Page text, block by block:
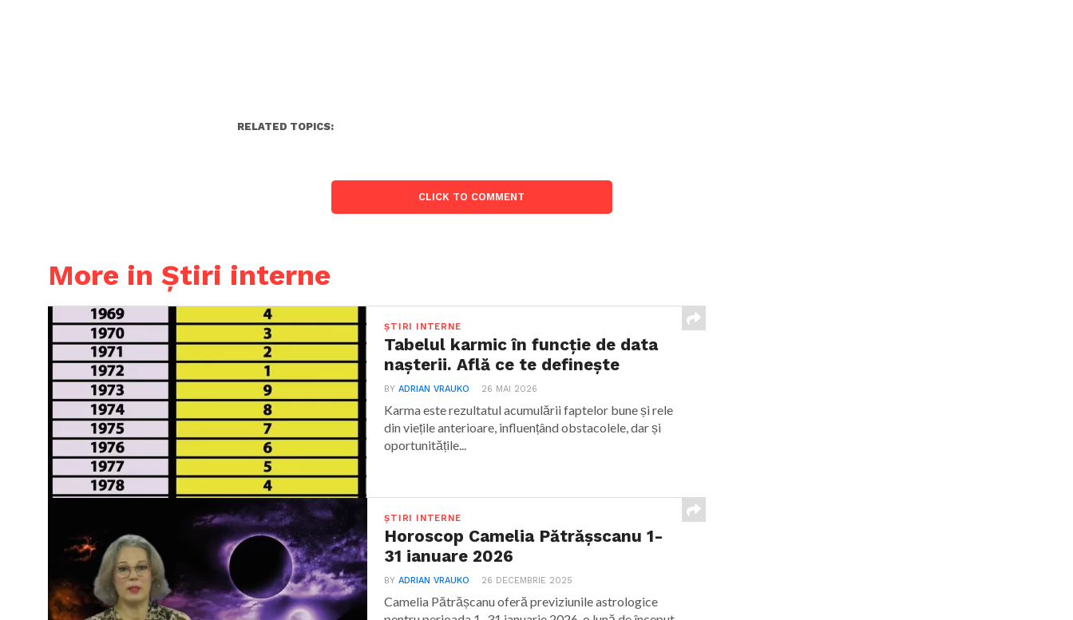
RELATED TOPICS:
CLICK TO COMMENT
More in Știri interne
ȘTIRI INTERNE
Tabelul karmic în funcție de data
nașterii. Află ce te definește
BYADRIAN VRAUKO 26 MAI 2026
Karma este rezultatul acumulării faptelor bune și rele
din viețile anterioare, influențând obstacolele, dar și
oportunitățile...
ȘTIRI INTERNE
Horoscop Camelia Pătrășscanu 1-
31 ianuare 2026
BYADRIAN VRAUKO 26 DECEMBRIE 2025
Camelia Pătrășcanu oferă previziunile astrologice